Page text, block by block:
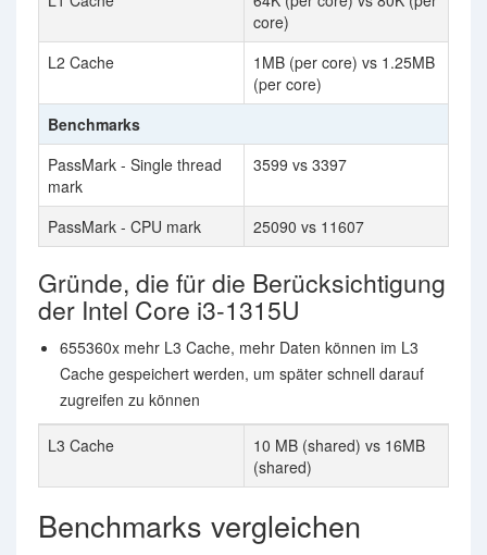
core)
L2 Cache
1MB (per core) vs 1.25MB
(per core)
Benchmarks
PassMark - Single thread
mark
3599 vs 3397
PassMark - CPU mark 25090 vs 11607
Gründe, die für die Berücksichtigung
der Intel Core i3-1315U
655360x mehr L3 Cache, mehr Daten können im L3
Cache gespeichert werden, um später schnell darauf
zugreifen zu können
L3 Cache
10 MB (shared) vs 16MB
(shared)
Benchmarks vergleichen